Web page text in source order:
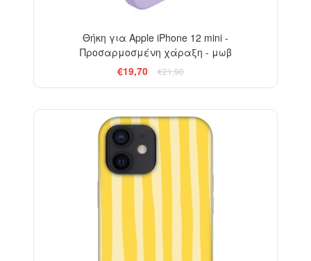
Θήκη για Apple iPhone 12 mini -
Προσαρμοσμένη χάραξη - μωβ
€19,70
€21,90